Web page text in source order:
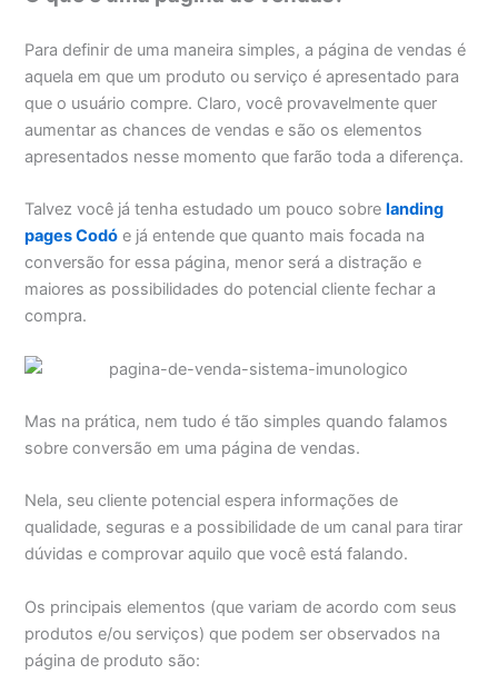
Para definir de uma maneira simples, a página de vendas é
aquela em que um produto ou serviço é apresentado para
que o usuário compre. Claro, você provavelmente quer
aumentar as chances de vendas e são os elementos
apresentados nesse momento que farão toda a diferença.
Talvez você já tenha estudado um pouco sobre landing
pages Codó e já entende que quanto mais focada na
conversão for essa página, menor será a distração e
maiores as possibilidades do potencial cliente fechar a
compra.
Mas na prática, nem tudo é tão simples quando falamos
sobre conversão em uma página de vendas.
Nela, seu cliente potencial espera informações de
qualidade, seguras e a possibilidade de um canal para tirar
dúvidas e comprovar aquilo que você está falando.
Os principais elementos (que variam de acordo com seus
produtos e/ou serviços) que podem ser observados na
página de produto são: